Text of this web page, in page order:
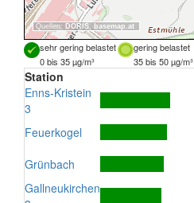
Quellen: DORIS, basemap.at
sehr gering belastet gering belastet
0 bis 35 µg/m³
35 bis 50 µg/m³
Station
Enns-Kristein
3
Feuerkogel
Grünbach
Gallneukirchen